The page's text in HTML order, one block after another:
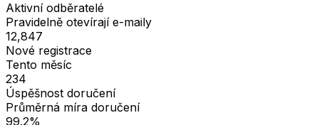
Aktivní odběratelé
Pravidelně otevírají e-maily
12,847
Nové registrace
Tento měsíc
234
Úspěšnost doručení
Průměrná míra doručení
99.2%